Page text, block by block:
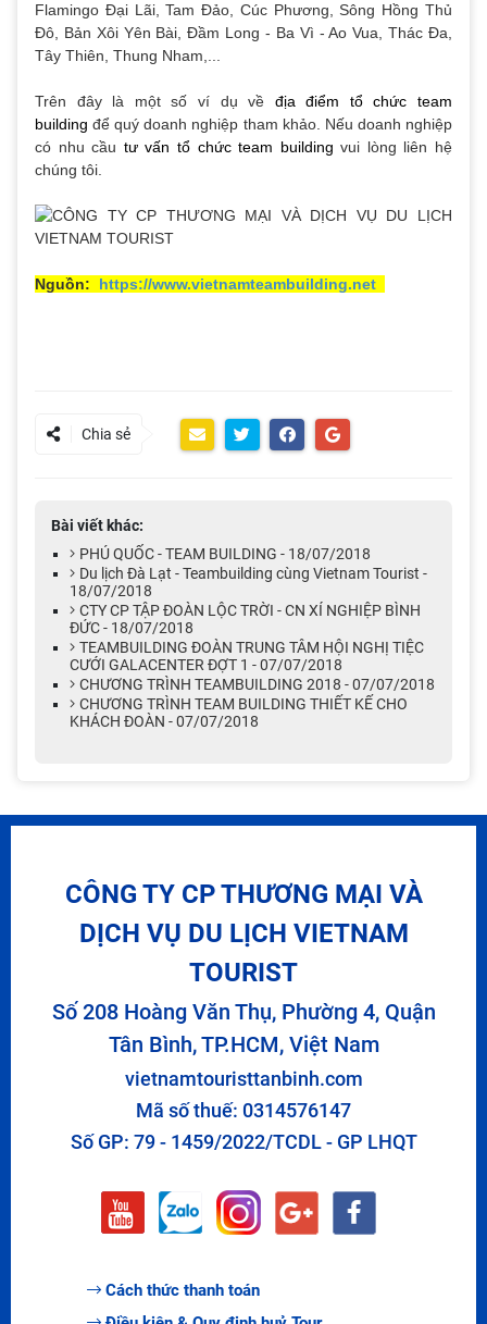
Flamingo Đại Lãi, Tam Đảo, Cúc Phương, Sông Hồng Thủ
Đô, Bản Xôi Yên Bài, Đầm Long - Ba Vì - Ao Vua, Thác Đa,
Tây Thiên, Thung Nham,...
Trên đây là một số ví dụ về địa điểm tổ chức team
building để quý doanh nghiệp tham khảo. Nếu doanh nghiệp
có nhu cầu tư vấn tổ chức team building vui lòng liên hệ
chúng tôi.
Nguồn: https://www.vietnamteambuilding.net
Chia sẻ
Bài viết khác:
PHÚ QUỐC - TEAM BUILDING - 18/07/2018
Du lịch Đà Lạt - Teambuilding cùng Vietnam Tourist -
18/07/2018
CTY CP TẬP ĐOÀN LỘC TRỜI - CN XÍ NGHIỆP BÌNH
ĐỨC - 18/07/2018
TEAMBUILDING ĐOÀN TRUNG TÂM HỘI NGHỊ TIỆC
CƯỚI GALACENTER ĐỢT 1 - 07/07/2018
CHƯƠNG TRÌNH TEAMBUILDING 2018 - 07/07/2018
CHƯƠNG TRÌNH TEAM BUILDING THIẾT KẾ CHO
KHÁCH ĐOÀN - 07/07/2018
CÔNG TY CP THƯƠNG MẠI VÀ
DỊCH VỤ DU LỊCH VIETNAM
TOURIST
Số 208 Hoàng Văn Thụ, Phường 4, Quận
Tân Bình, TP.HCM, Việt Nam
vietnamtouristtanbinh.com
Mã số thuế: 0314576147
Số GP: 79 - 1459/2022/TCDL - GP LHQT
Cách thức thanh toán